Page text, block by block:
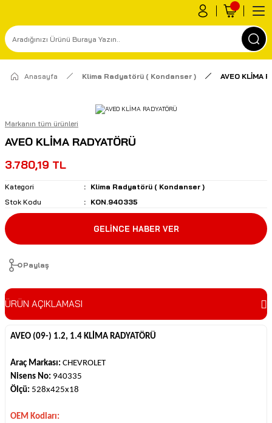
Anasayfa Klima Radyatörü ( Kondanser ) AVEO KLİMA
Markanın tüm ürünleri
AVEO KLİMA RADYATÖRÜ
3.780,19 TL
Kategori
Klima Radyatörü ( Kondanser )
Stok Kodu
KON.940335
GELİNCE HABER VER
Paylaş
ÜRÜN AÇIKLAMASI
AVEO (09-) 1.2, 1.4 KLİMA RADYATÖRÜ
Araç Markası: CHEVROLET
Nisens No: 940335
Ölçü: 528x425x18
OEM Kodları: